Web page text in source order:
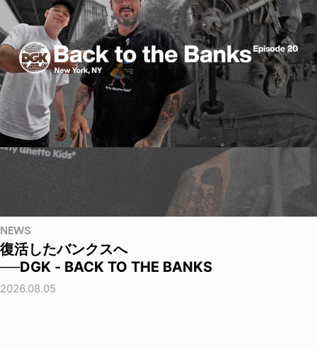
NEWS
復活したバンクスへ
──DGK - BACK TO THE BANKS
2026.08.05